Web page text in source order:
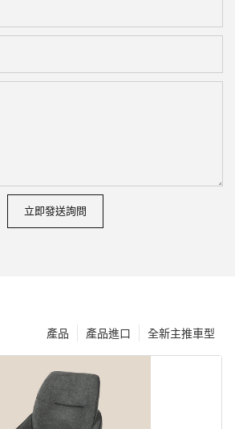
立即發送詢問
全新主推車型
產品進口
產品